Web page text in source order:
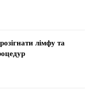
лімфу та